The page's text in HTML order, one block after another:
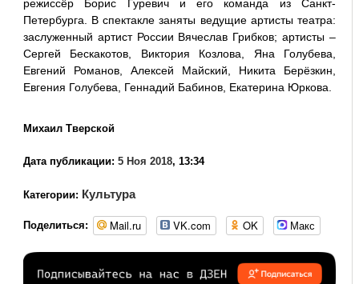
режиссёр Борис Гуревич и его команда из Санкт-
Петербурга. В спектакле заняты ведущие артисты театра:
заслуженный артист России Вячеслав Грибков; артисты –
Сергей Бескакотов, Виктория Козлова, Яна Голубева,
Евгений Романов, Алексей Майский, Никита Берёзкин,
Евгения Голубева, Геннадий Бабинов, Екатерина Юркова.
Михаил Тверской
Дата публикации: 5 Ноя 2018, 13:34
Категории: Культура
Поделиться: Mail.ru VK.com OK Макс